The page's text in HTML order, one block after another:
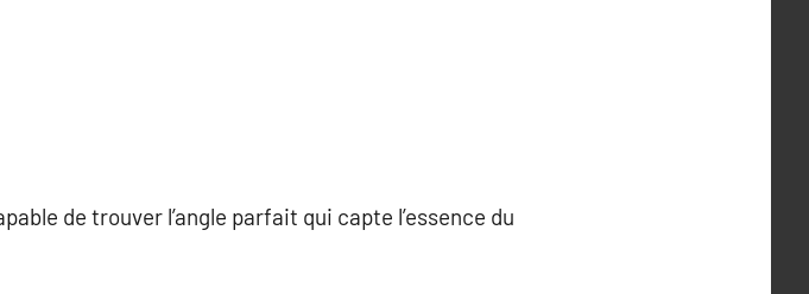
de trouver l’angle parfait qui capte l’essence du